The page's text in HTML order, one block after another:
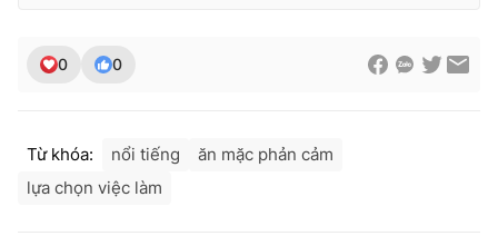
0 0
Từ khóa: nổi tiếng
ăn mặc phản cảm
lựa chọn việc làm